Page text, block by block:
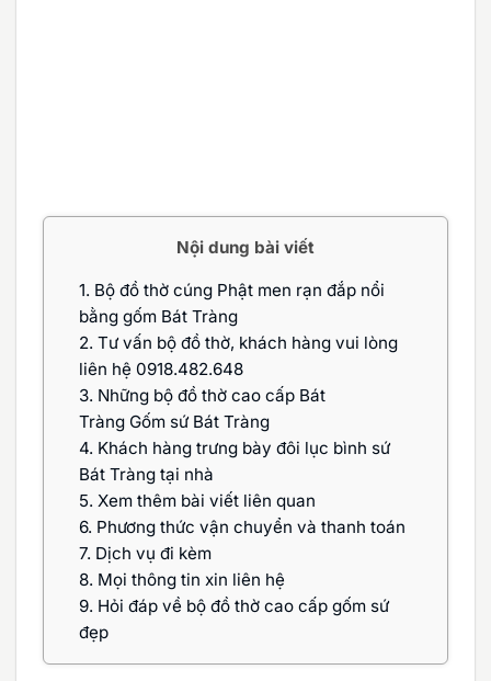
Nội dung bài viết
1. Bộ đồ thờ cúng Phật men rạn đắp nổi
bằng gốm Bát Tràng
2. Tư vấn bộ đồ thờ, khách hàng vui lòng
liên hệ 0918.482.648
3. Những bộ đồ thờ cao cấp Bát
Tràng Gốm sứ Bát Tràng
4. Khách hàng trưng bày đôi lục bình sứ
Bát Tràng tại nhà
5. Xem thêm bài viết liên quan
6. Phương thức vận chuyển và thanh toán
7. Dịch vụ đi kèm
8. Mọi thông tin xin liên hệ
9. Hỏi đáp về bộ đồ thờ cao cấp gốm sứ
đẹp